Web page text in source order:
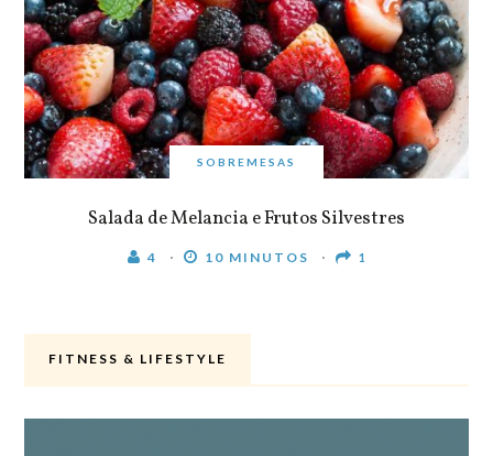
SOBREMESAS
Salada de Melancia e Frutos Silvestres
4 10 MINUTOS 1
FITNESS & LIFESTYLE